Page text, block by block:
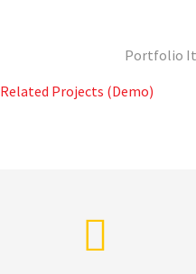
Portfolio
Related Projects (Demo)

